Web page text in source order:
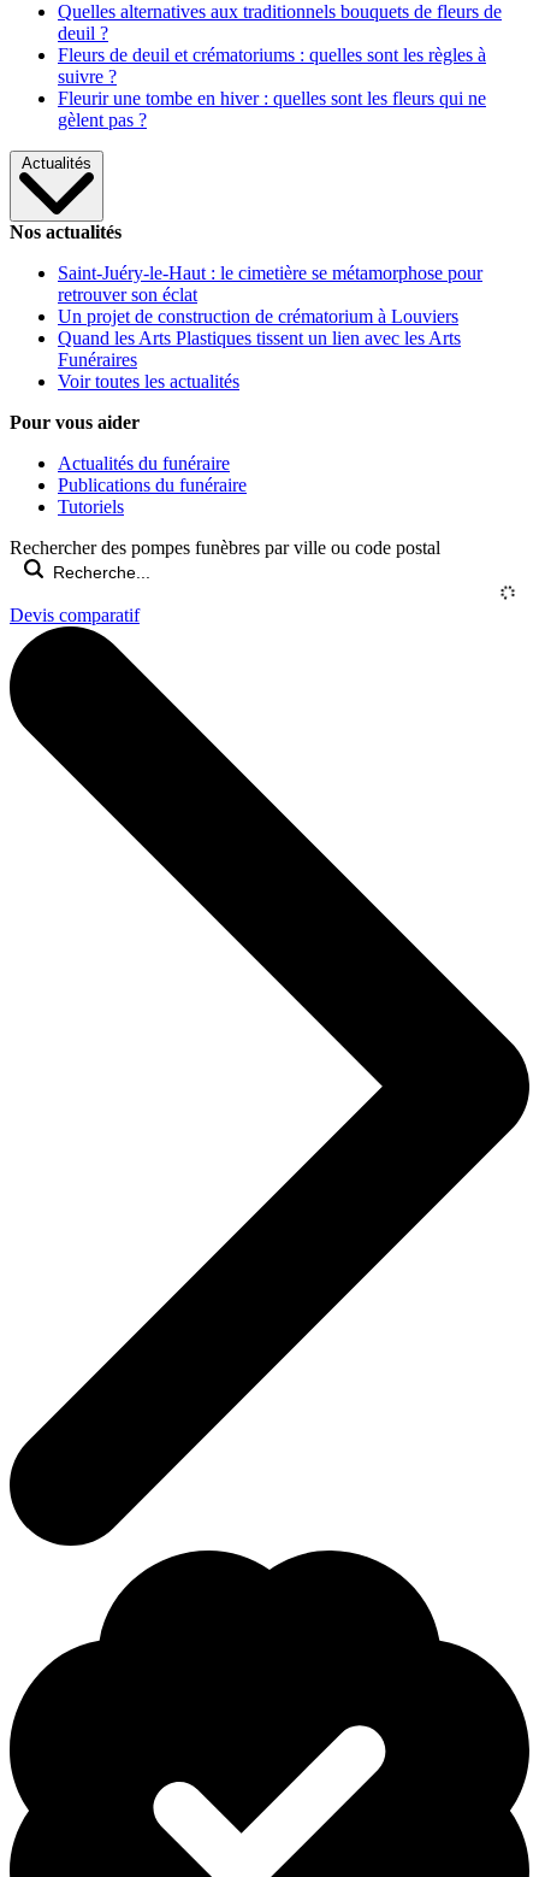
Quelles alternatives aux traditionnels bouquets de fleurs de
deuil ?
Fleurs de deuil et crématoriums : quelles sont les règles à
suivre ?
Fleurir une tombe en hiver : quelles sont les fleurs qui ne
gèlent pas ?
Actualités
Nos actualités
Saint-Juéry-le-Haut : le cimetière se métamorphose pour
retrouver son éclat
Un projet de construction de crématorium à Louviers
Quand les Arts Plastiques tissent un lien avec les Arts
Funéraires
Voir toutes les actualités
Pour vous aider
Actualités du funéraire
Publications du funéraire
Tutoriels
Rechercher des pompes funèbres par ville ou code postal
Devis comparatif